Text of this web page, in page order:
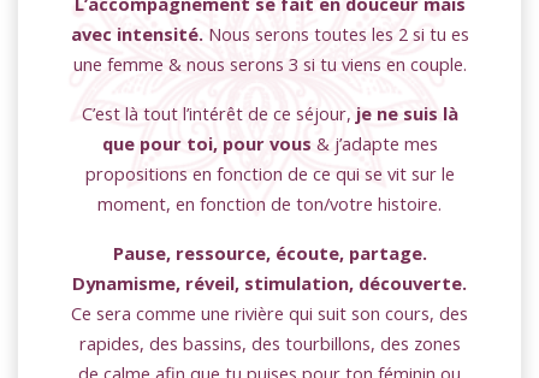
avec intensité. Nous serons toutes les 2 si tu es
une femme & nous serons 3 si tu viens en couple.
C’est là tout l’intérêt de ce séjour, je ne suis là
que pour toi, pour vous & j’adapte mes
propositions en fonction de ce qui se vit sur le
moment, en fonction de ton/votre histoire.
Pause, ressource, écoute, partage.
Dynamisme, réveil, stimulation, découverte.
Ce sera comme une rivière qui suit son cours, des
rapides, des bassins, des tourbillons, des zones
de calme afin que tu puises pour ton féminin ou